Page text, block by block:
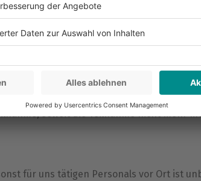
Fall der Nichtdurchführbarkeit des
Programmänderungen in
Der in der
des der Personen, für die Sie
des Erlebnisses aus
soweit die Teilnahme nicht mehr
für uns tätigen Personals vor Ort ist